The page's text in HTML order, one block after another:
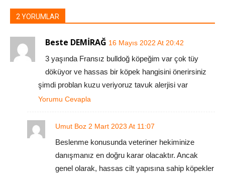
2 YORUMLAR
Beste DEMİRAĞ 16 Mayıs 2022 At 20:42
3 yaşında Fransız bulldoğ köpeğim var çok tüy
döküyor ve hassas bir köpek hangisini önerirsiniz
şimdi problan kuzu veriyoruz tavuk alerjisi var
Yorumu Cevapla
Umut Boz 2 Mart 2023 At 11:07
Beslenme konusunda veteriner hekiminize
danışmanız en doğru karar olacaktır. Ancak
genel olarak, hassas cilt yapısına sahip köpekler